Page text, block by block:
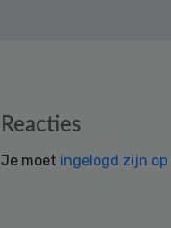
Reacties
Je moet ingelogd zijn op